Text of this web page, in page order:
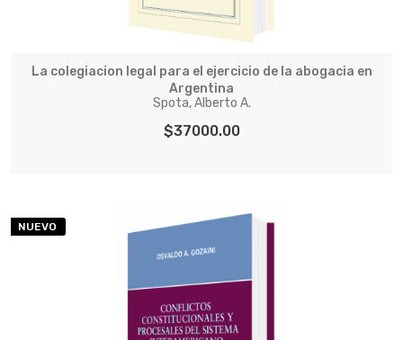
La colegiacion legal para el ejercicio de la abogacia en
Argentina
Spota, Alberto A.
$37000.00
NUEVO